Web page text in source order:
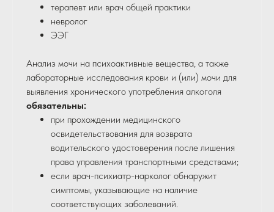
терапевт или врач общей практики
невролог
ЭЭГ
Анализ мочи на психоактивные вещества, а также
лабораторные исследования крови и (или) мочи для
выявления хронического употребления алкоголя
обязательны:
при прохождении медицинского
освидетельствования для возврата
водительского удостоверения после лишения
права управления транспортными средствами;
если врач-психиатр-нарколог обнаружит
симптомы, указывающие на наличие
соответствующих заболеваний.